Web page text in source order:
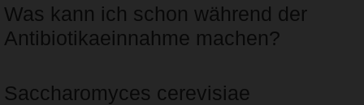
Was kann ich schon während der
Antibiotikaeinnahme machen?
Saccharomyces cerevisiae